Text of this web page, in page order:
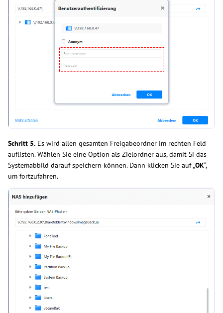
Schritt 5. Es wird allen gesamten Freigabeordner im rechten Feld
auflisten. Wählen Sie eine Option als Zielordner aus, damit Si das
Systemabbild darauf speichern können. Dann klicken Sie auf „OK“,
um fortzufahren.